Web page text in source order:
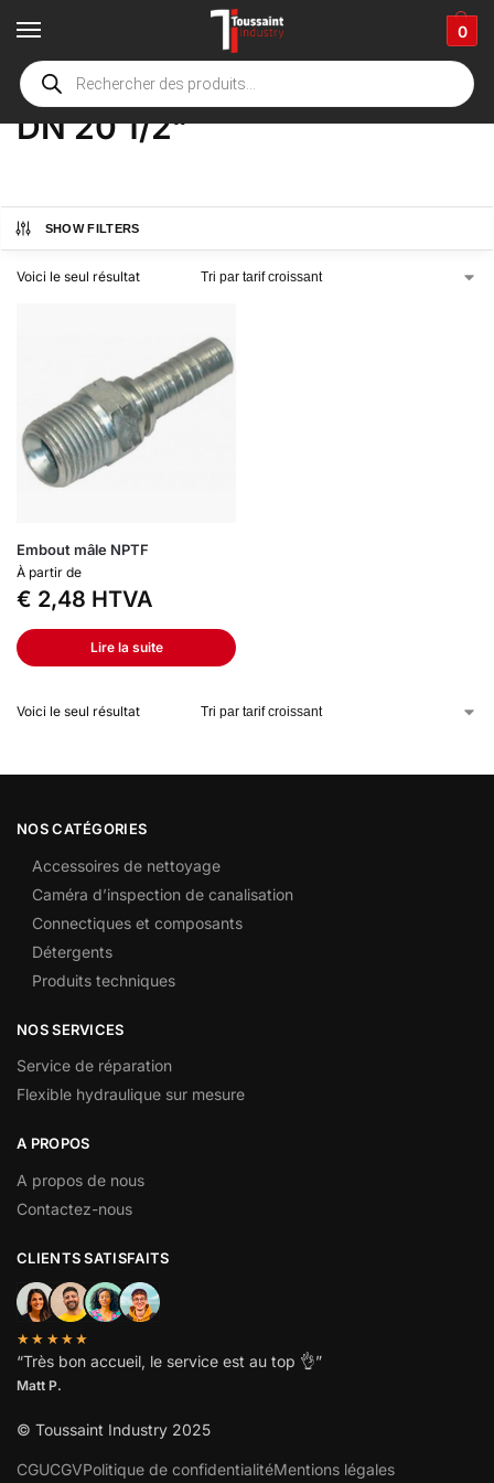
0
Accueil boutique / Product Options
DN 20 1/2"
SHOW FILTERS
Voici le seul résultat
Embout mâle NPTF
À partir de
€ 2,48 HTVA
Lire la suite
Voici le seul résultat
NOS CATÉGORIES
Accessoires de nettoyage
Caméra d’inspection de canalisation
Connectiques et composants
Détergents
Produits techniques
NOS SERVICES
Service de réparation
Flexible hydraulique sur mesure
A PROPOS
A propos de nous
Contactez-nous
CLIENTS SATISFAITS
★★★★★
“Très bon accueil, le service est au top 👌”
Matt P.
© Toussaint Industry 2025
CGUCGVPolitique de confidentialitéMentions légales